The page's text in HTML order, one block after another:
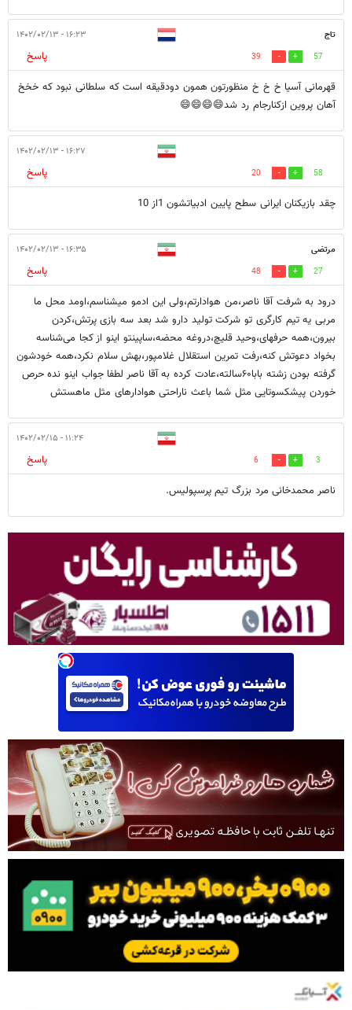
تاج ۱۶:۲۳ - ۱۴۰۲/۰۲/۱۳
57
39
پاسخ
قهرمانی آسیا خ خ خ منظورتون همون دودقیقه است که سلطانی نبود که خخخ
آهان پروین ازکنارجام رد شد😄😄😄😄
۱۶:۲۷ - ۱۴۰۲/۰۲/۱۳
58
20
پاسخ
چقد بازیکنان ایرانی سطح پایین ادبیاتشون 1از 10
مرتضی ۱۶:۳۵ - ۱۴۰۲/۰۲/۱۳
27
48
پاسخ
درود به شرفت آقا ناصر،من هوادارتم،ولی این ادمو میشناسم،اومد محل ما
مربی یه تیم کارگری تو شرکت تولید دارو شد بعد سه بازی پرتش،کردن
بیرون،همه حرفهای،وحید قلیچ،دروغه محضه،ساپینتو اینو از کجا می‌شناسه
بخواد دعوتش کنه،رفت تمرین استقلال غلامپور،بهش سلام نکرد،همه خودشون
گرفته بودن زشته بابا۶۰سالته،عادت کرده به آقا ناصر لطفا جواب اینو نده حرص
خوردن پیشکسوتایی مثل شما باعث ناراحتی هوادارهای مثل ماهستش
۱۱:۲۴ - ۱۴۰۲/۰۲/۱۵
3
6
پاسخ
ناصر محمدخانی مرد بزرگ تیم پرسپولیس.